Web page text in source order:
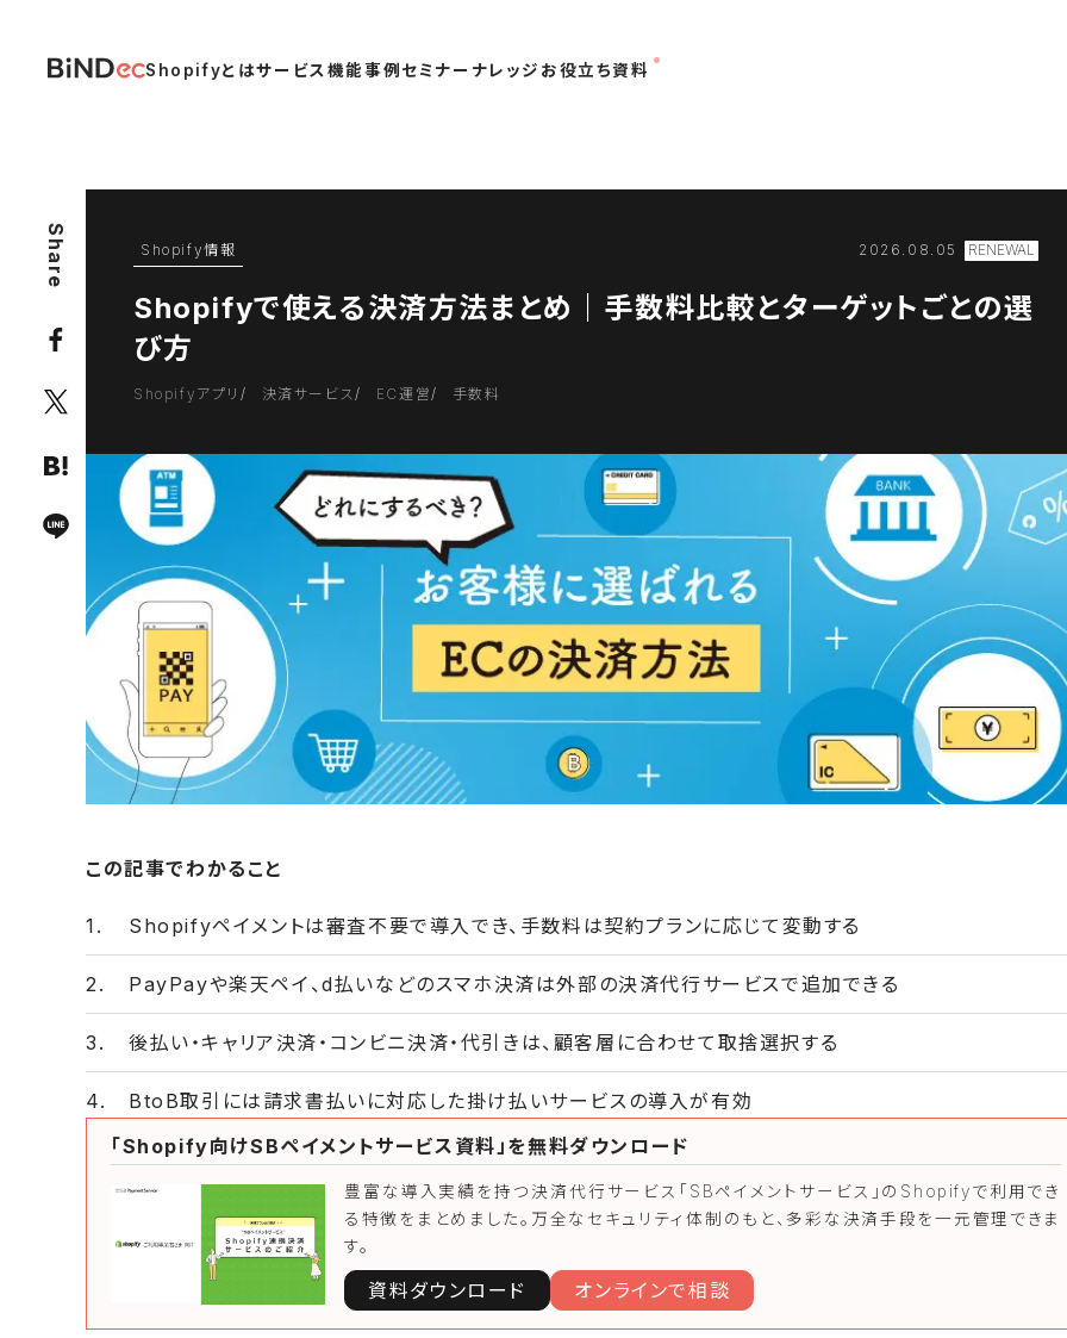
Shopifyとはサービス機能事例 セミナー ナレッジ お役立ち資料
Shopify情報 2026.08.05
Shopifyで使える決済方法まとめ｜手数料比較とターゲットごとの選
び方
Shopifyアプリ 決済サービス EC運営 手数料
この記事でわかること
Shopifyペイメントは審査不要で導入でき、手数料は契約プランに応じて変動する
PayPayや楽天ペイ、d払いなどのスマホ決済は外部の決済代行サービスで追加できる
後払い・キャリア決済・コンビニ決済・代引きは、顧客層に合わせて取捨選択する
BtoB取引には請求書払いに対応した掛け払いサービスの導入が有効
「Shopify向けSBペイメントサービス資料」を無料ダウンロード
豊富な導入実績を持つ決済代行サービス「SBペイメントサービス」のShopifyで利用でき
る特徴をまとめました。万全なセキュリティ体制のもと、多彩な決済手段を一元管理できま
す。
資料ダウンロード オンラインで相談
Share